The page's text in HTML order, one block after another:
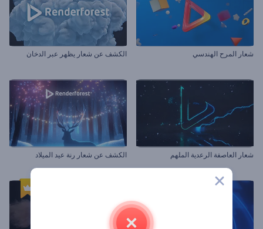
شعار المرح الهندسي الكشف عن شعار يظهر عبر الدخان
شعار العاصفة الرعدية الملهم الكشف عن شعار رنة عيد الميلاد